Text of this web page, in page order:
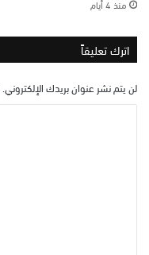
منذ 4 أيام
اترك تعليقاً
لن يتم نشر عنوان بريدك الإلكتروني.